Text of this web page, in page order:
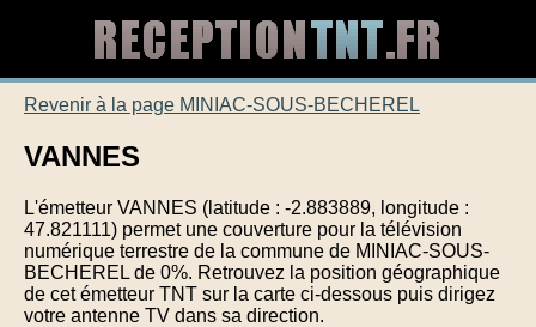
Revenir à la page MINIAC-SOUS-BECHEREL
VANNES
L'émetteur VANNES (latitude : -2.883889, longitude :
47.821111) permet une couverture pour la télévision
numérique terrestre de la commune de MINIAC-SOUS-
BECHEREL de 0%. Retrouvez la position géographique
de cet émetteur TNT sur la carte ci-dessous puis dirigez
votre antenne TV dans sa direction.